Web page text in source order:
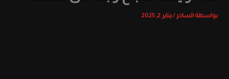
بواسطة الساحر/يناير 2, 2025